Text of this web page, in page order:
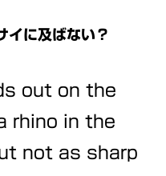
に及ばない？
out on the
rhino in the
not as sharp